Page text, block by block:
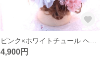
4,900円